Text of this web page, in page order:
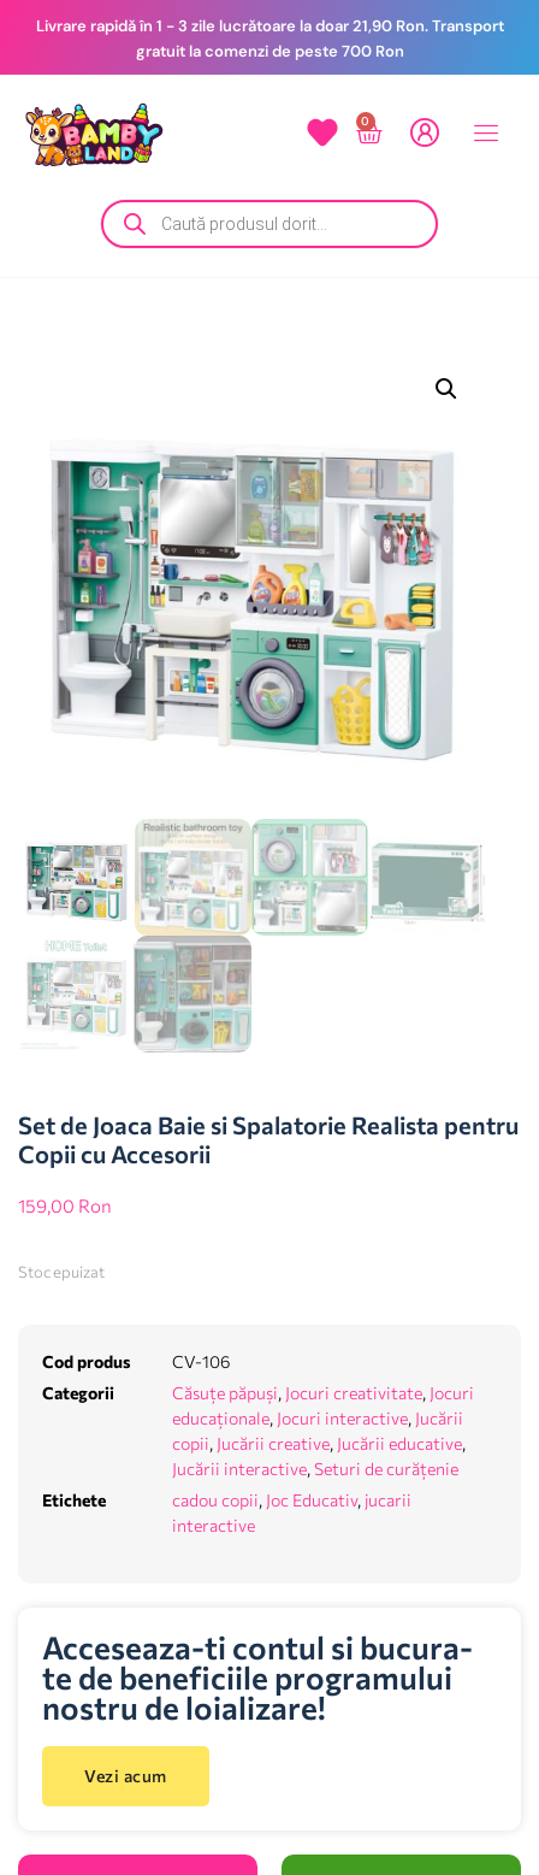
Livrare rapidă în 1 - 3 zile lucrătoare la doar 21,90 Ron. Transport
gratuit la comenzi de peste 700 Ron
0
Set de Joaca Baie si Spalatorie Realista pentru
Copii cu Accesorii
159,00 Ron
Stoc epuizat
Cod produs
CV-106
Categorii
Căsuțe păpuși, Jocuri creativitate, Jocuri
educaționale, Jocuri interactive, Jucării
copii, Jucării creative, Jucării educative,
Jucării interactive, Seturi de curățenie
Etichete
cadou copii, Joc Educativ, jucarii
interactive
Acceseaza-ti contul si bucura-
te de beneficiile programului
nostru de loializare!
Vezi acum